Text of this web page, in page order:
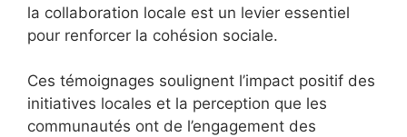
la collaboration locale est un levier essentiel
pour renforcer la cohésion sociale.
Ces témoignages soulignent l’impact positif des
initiatives locales et la perception que les
communautés ont de l’engagement des